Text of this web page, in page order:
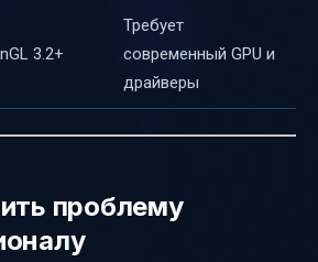
3.2+
Требует
современный GPU и
драйверы
проблему